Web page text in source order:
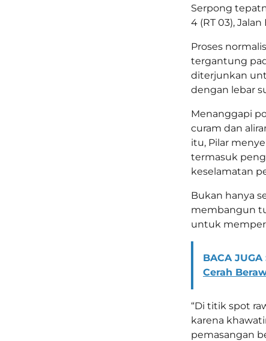
Serpong
4 (RT 03),
Proses
tergantung
diterjunkan
dengan lebar
Menanggapi
curam dan
itu, Pilar
termasuk
keselamatan
Bukan hanya
membangun
untuk
BACA JUGA
Cerah
“Di titik spot
karena
pemasangan